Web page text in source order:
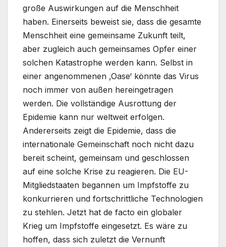
große Auswirkungen auf die Menschheit
haben. Einerseits beweist sie, dass die gesamte
Menschheit eine gemeinsame Zukunft teilt,
aber zugleich auch gemeinsames Opfer einer
solchen Katastrophe werden kann. Selbst in
einer angenommenen ‚Oase‘ könnte das Virus
noch immer von außen hereingetragen
werden. Die vollständige Ausrottung der
Epidemie kann nur weltweit erfolgen.
Andererseits zeigt die Epidemie, dass die
internationale Gemeinschaft noch nicht dazu
bereit scheint, gemeinsam und geschlossen
auf eine solche Krise zu reagieren. Die EU-
Mitgliedstaaten begannen um Impfstoffe zu
konkurrieren und fortschrittliche Technologien
zu stehlen. Jetzt hat de facto ein globaler
Krieg um Impfstoffe eingesetzt. Es wäre zu
hoffen, dass sich zuletzt die Vernunft